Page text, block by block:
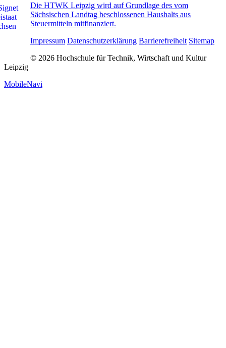
Die HTWK Leipzig wird auf Grundlage des vom
Sächsischen Landtag beschlossenen Haushalts aus
Steuermitteln mitfinanziert.
Impressum Datenschutzerklärung Barrierefreiheit Sitemap
© 2026 Hochschule für Technik, Wirtschaft und Kultur
Leipzig
MobileNavi